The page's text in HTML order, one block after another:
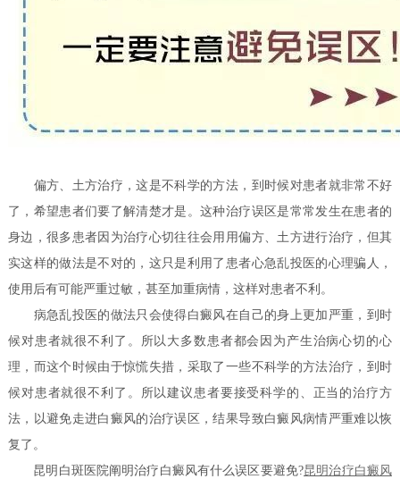
偏方、土方治疗，这是不科学的方法，到时候对患者就非常不好
了，希望患者们要了解清楚才是。这种治疗误区是常常发生在患者的
身边，很多患者因为治疗心切往往会用用偏方、土方进行治疗，但其
实这样的做法是不对的，这只是利用了患者心急乱投医的心理骗人，
使用后有可能严重过敏，甚至加重病情，这样对患者不利。
病急乱投医的做法只会使得白癜风在自己的身上更加严重，到时
候对患者就很不利了。所以大多数患者都会因为产生治病心切的心
理，而这个时候由于惊慌失措，采取了一些不科学的方法治疗，到时
候对患者就很不利了。所以建议患者要接受科学的、正当的治疗方
法，以避免走进白癜风的治疗误区，结果导致白癜风病情严重难以恢
复了。
昆明白斑医院阐明治疗白癜风有什么误区要避免?昆明治疗白癜风